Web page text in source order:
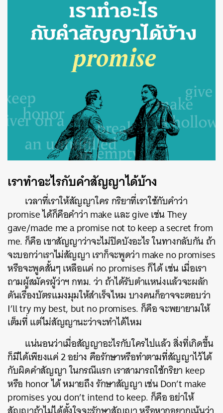
เราทำอะไรกับคำสัญญาได้บ้าง
เวลาที่เราให้สัญญาใคร กริยาที่เราใช้กับคำว่า
promise ได้ก็คือคำว่า make และ give เช่น They
gave/made me a promise not to keep a secret from
me. ก็คือ เขาสัญญาว่าจะไม่ปิดบังอะไร ในทางกลับกัน ถ้า
จะบอกว่าเราไม่สัญญา เราก็จะพูดว่า make no promises
หรือจะพูดสั้นๆ เหลือแค่ no promises ก็ได้ เช่น เมื่อเรา
ถามผู้สมัครผู้ว่าฯ กทม. ว่า ถ้าได้รับตำแหน่งแล้วจะผลัก
ดันเรื่องบัตรแมงมุมให้สำเร็จไหม บางคนก็อาจจะตอบว่า
I’ll try my best, but no promises. ก็คือ จะพยายามให้
เต็มที่ แต่ไม่สัญญานะว่าจะทำได้ไหม
แน่นอนว่าเมื่อสัญญาอะไรกับใครไปแล้ว สิ่งที่เกิดขึ้น
ก็มีได้เพียงแค่ 2 อย่าง คือรักษาหรือทำตามที่สัญญาไว้ได้
กับผิดคำสัญญา ในกรณีแรก เราสามารถใช้กริยา keep
หรือ honor ได้ หมายถึง รักษาสัญญา เช่น Don’t make
promises you don’t intend to keep. ก็คือ อย่าให้